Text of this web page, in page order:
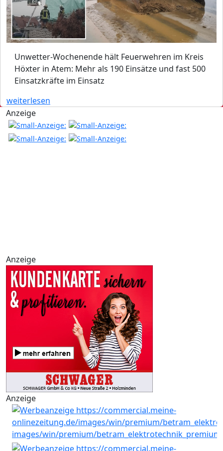
Unwetter-Wochenende hält Feuerwehren im Kreis
Höxter in Atem: Mehr als 190 Einsätze und fast 500
Einsatzkräfte im Einsatz
weiterlesen
Anzeige
Anzeige
Anzeige